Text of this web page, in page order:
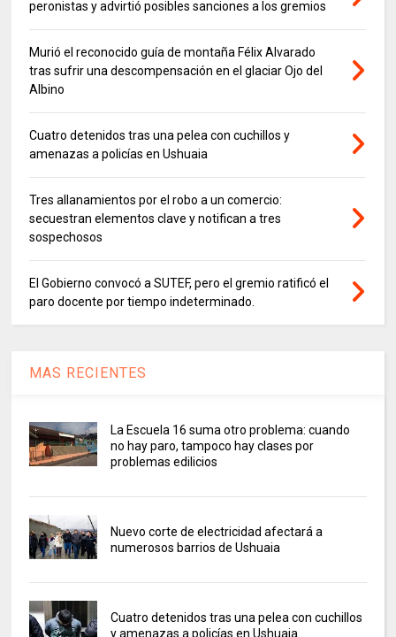
peronistas y advirtió posibles sanciones a los gremios
Murió el reconocido guía de montaña Félix Alvarado
tras sufrir una descompensación en el glaciar Ojo del
Albino
Cuatro detenidos tras una pelea con cuchillos y
amenazas a policías en Ushuaia
Tres allanamientos por el robo a un comercio:
secuestran elementos clave y notifican a tres
sospechosos
El Gobierno convocó a SUTEF, pero el gremio ratificó el
paro docente por tiempo indeterminado.
MAS RECIENTES
La Escuela 16 suma otro problema: cuando
no hay paro, tampoco hay clases por
problemas edilicios
Nuevo corte de electricidad afectará a
numerosos barrios de Ushuaia
Cuatro detenidos tras una pelea con cuchillos
y amenazas a policías en Ushuaia